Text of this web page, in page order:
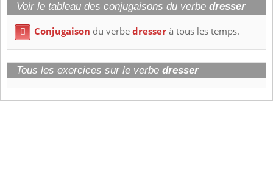
Voir le tableau des conjugaisons du verbe dresser
 Conjugaison du verbedresserà tous les temps.
Tous les exercices sur le verbe dresser